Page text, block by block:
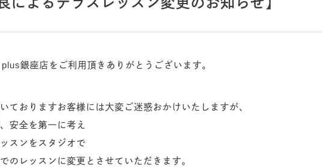
銀座店をご利用頂きありがとうございます。
ておりますお客様には大変ご迷惑おかけいたしますが、
安全を第一に考え
スンをスタジオで
のレッスンに変更とさせていただきます。